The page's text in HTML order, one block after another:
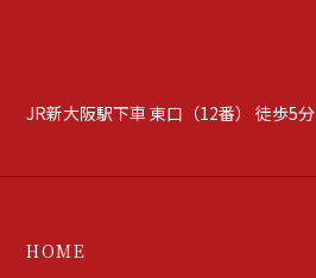
JR新大阪駅下車 東口（12番） 徒歩5分
HOME